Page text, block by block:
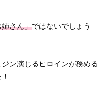
姉さん」ではないでしょう
ン演じるヒロインが務める